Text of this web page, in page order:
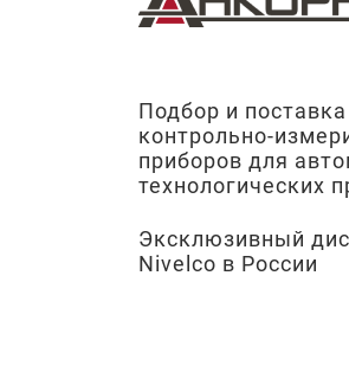
Подбор и поставка
контрольно-
приборов для
технологических
Эксклюзивный
Nivelco в России